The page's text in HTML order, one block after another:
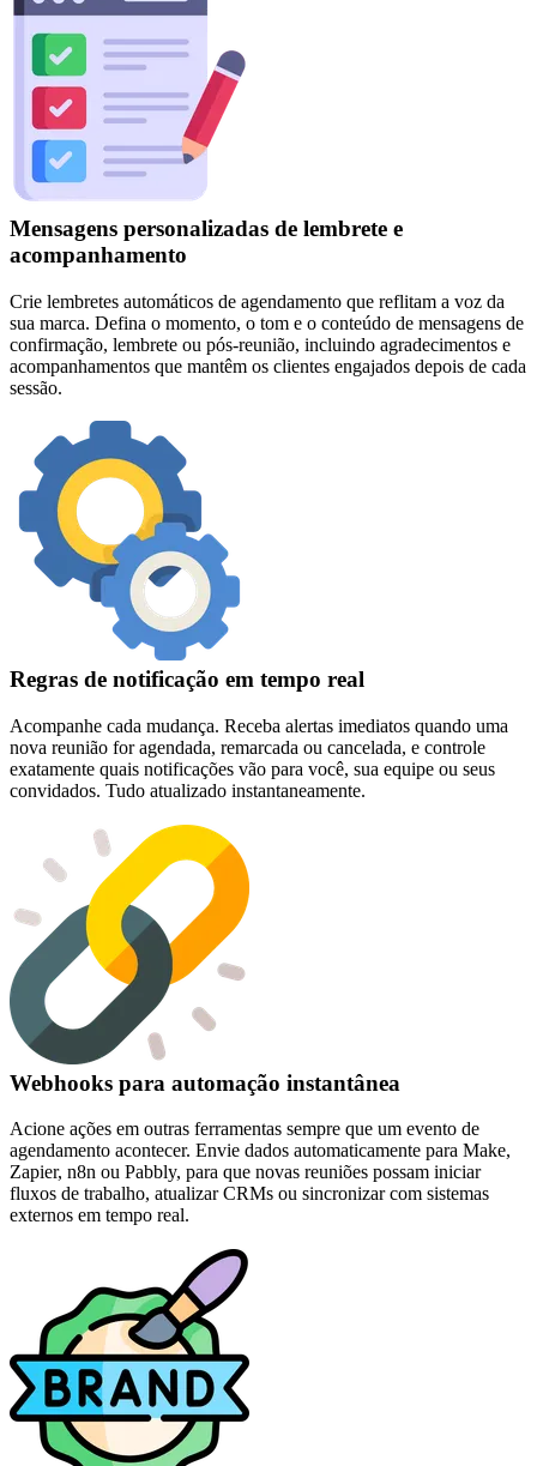
Mensagens personalizadas de lembrete e
acompanhamento
Crie lembretes automáticos de agendamento que reflitam a voz da
sua marca. Defina o momento, o tom e o conteúdo de mensagens de
confirmação, lembrete ou pós-reunião, incluindo agradecimentos e
acompanhamentos que mantêm os clientes engajados depois de cada
sessão.
Regras de notificação em tempo real
Acompanhe cada mudança. Receba alertas imediatos quando uma
nova reunião for agendada, remarcada ou cancelada, e controle
exatamente quais notificações vão para você, sua equipe ou seus
convidados. Tudo atualizado instantaneamente.
Webhooks para automação instantânea
Acione ações em outras ferramentas sempre que um evento de
agendamento acontecer. Envie dados automaticamente para Make,
Zapier, n8n ou Pabbly, para que novas reuniões possam iniciar
fluxos de trabalho, atualizar CRMs ou sincronizar com sistemas
externos em tempo real.